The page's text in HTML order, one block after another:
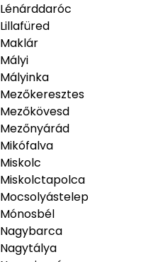
Lénárddaróc
Lillafüred
Maklár
Mályi
Mályinka
Mezőkeresztes
Mezőkövesd
Mezőnyárád
Mikófalva
Miskolc
Miskolctapolca
Mocsolyástelep
Mónosbél
Nagybarca
Nagytálya